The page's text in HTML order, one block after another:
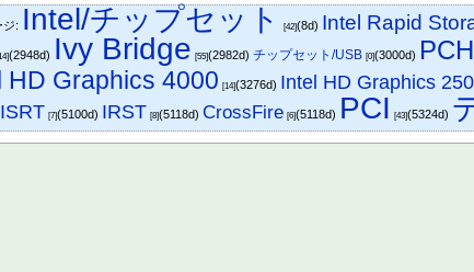
ジ: Intel/チップセット [42](8d) Intel Rapid
(2948d) Ivy Bridge [55](2982d)チップセット/USB [0](3000d) PCH
HD Graphics 4000 [14](3276d) Intel HD Graphics
ISRT [7](5100d) IRST [8](5118d)CrossFire [6](5118d) PCI [43](5324d)